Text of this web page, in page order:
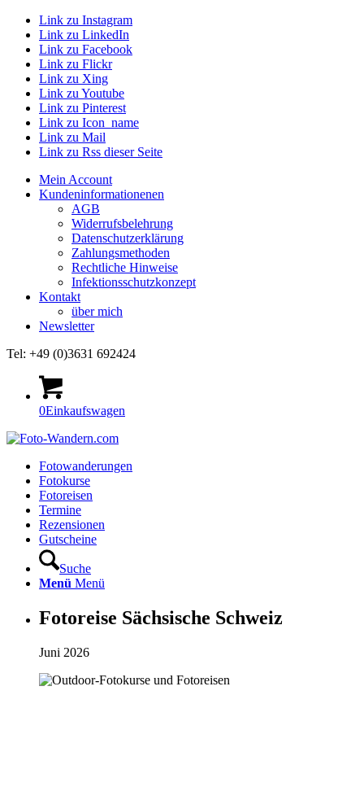
Link zu Instagram
Link zu LinkedIn
Link zu Facebook
Link zu Flickr
Link zu Xing
Link zu Youtube
Link zu Pinterest
Link zu Icon_name
Link zu Mail
Link zu Rss dieser Seite
Mein Account
Kundeninformationenen
AGB
Widerrufsbelehrung
Datenschutzerklärung
Zahlungsmethoden
Rechtliche Hinweise
Infektionsschutzkonzept
Kontakt
über mich
Newsletter
Tel: +49 (0)3631 692424
0Einkaufswagen
Fotowanderungen
Fotokurse
Fotoreisen
Termine
Rezensionen
Gutscheine
Suche
Menü Menü
Fotoreise Sächsische Schweiz
Juni 2026